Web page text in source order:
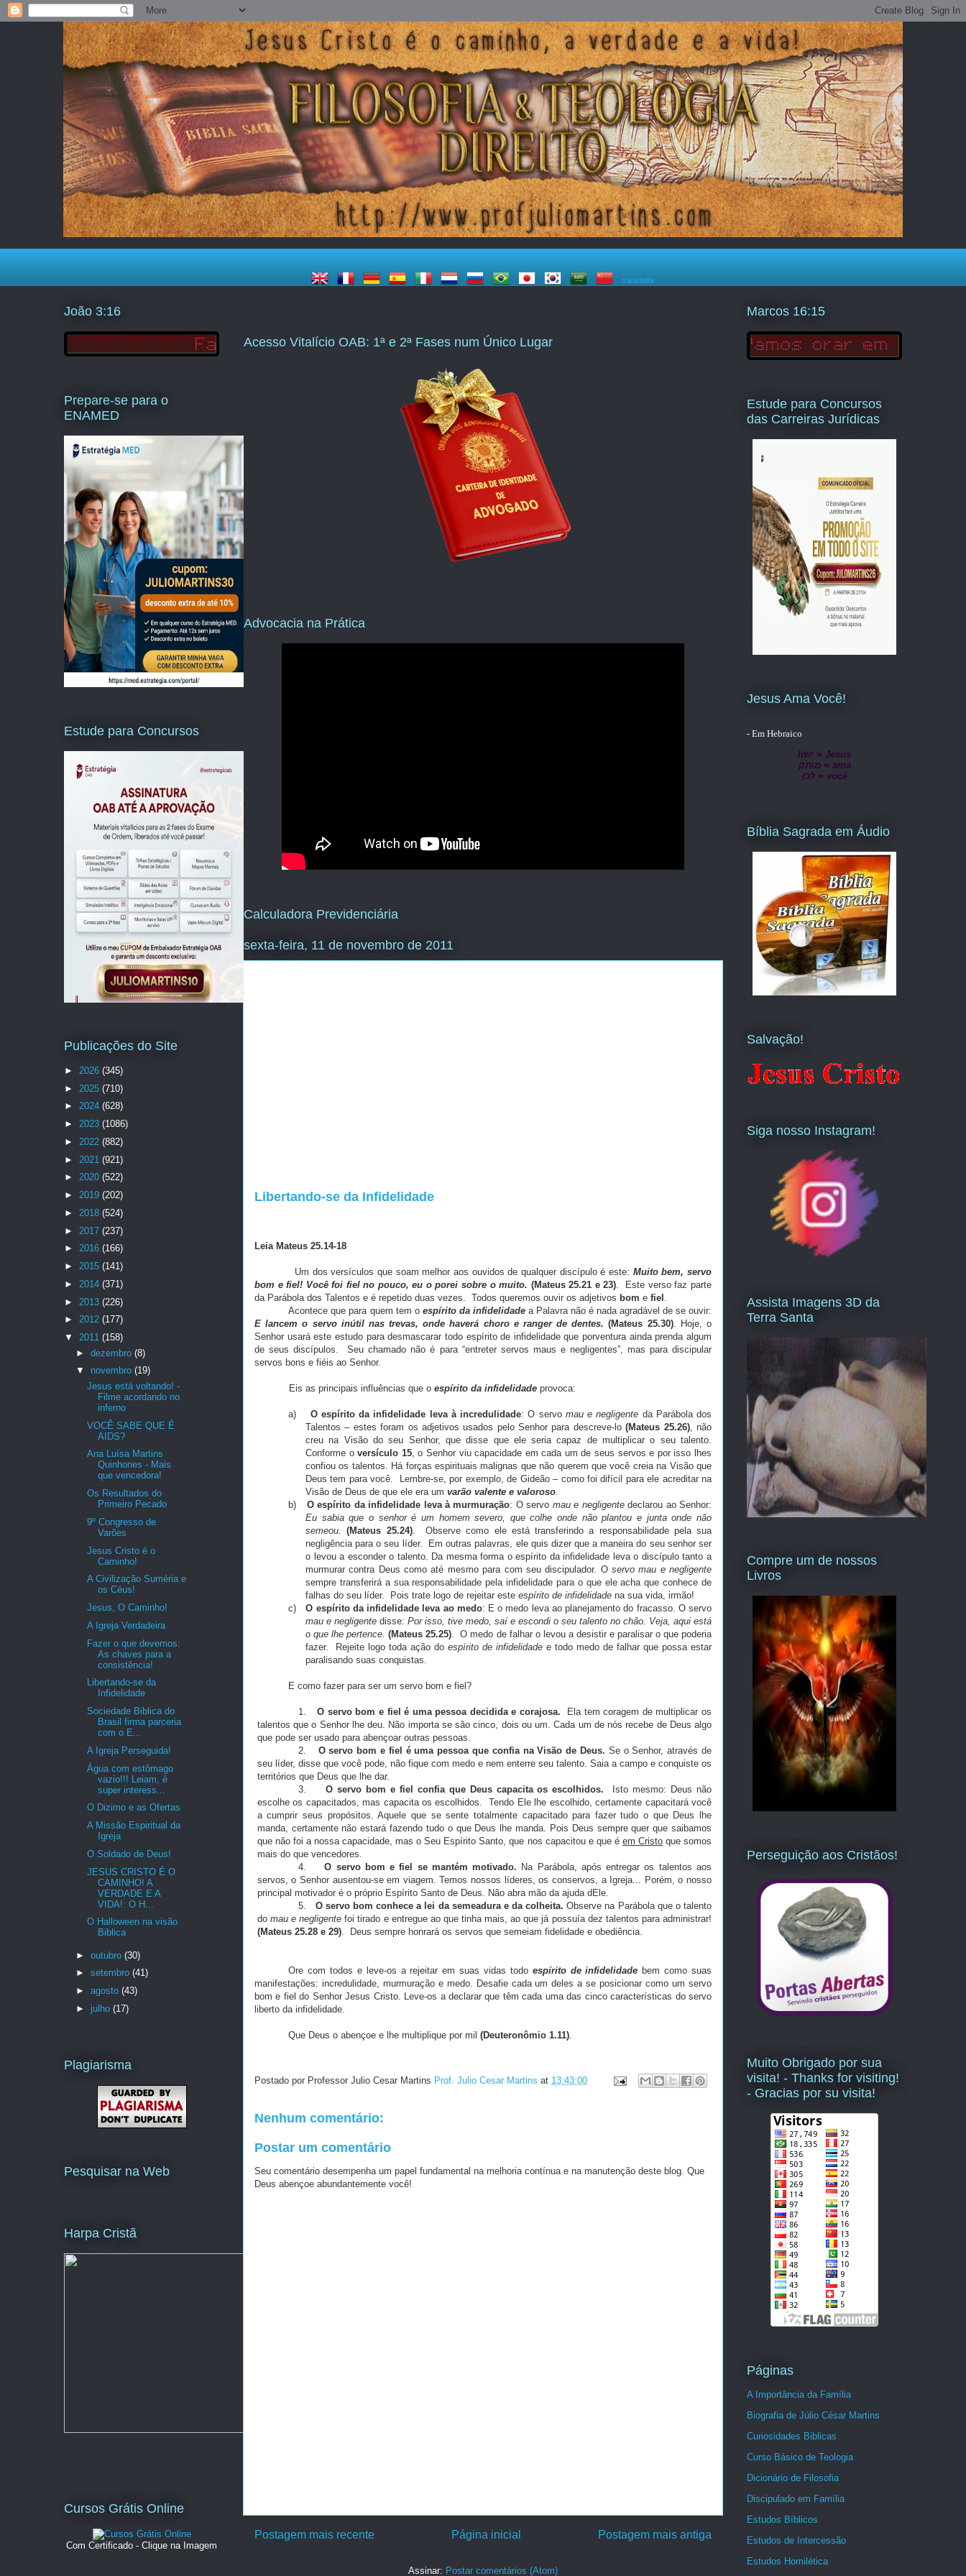
translator
Acesso Vitalício OAB: 1ª e 2ª Fases num Único Lugar
Advocacia na Prática
Calculadora Previdenciária
sexta-feira, 11 de novembro de 2011
Libertando-se da Infidelidade
Leia Mateus 25.14-18
Um dos versículos que soam melhor aos ouvidos de qualquer discípulo é este: Muito bem, servo
bom e fiel! Você foi fiel no pouco, eu o porei sobre o muito. (Mateus 25.21 e 23). Este verso faz parte
da Parábola dos Talentos e é repetido duas vezes. Todos queremos ouvir os adjetivos bom e fiel .
Acontece que para quem tem o espírito da infidelidadea Palavra não é nada agradável de se ouvir:
E lancem o servo inútil nas trevas, onde haverá choro e ranger de dentes. (Mateus 25.30). Hoje, o
Senhor usará este estudo para desmascarar todo espírito de infidelidade que porventura ainda prenda algum
de seus discípulos. Seu chamado não é para “entreter servos maus e negligentes”, mas para discipular
servos bons e fiéis ao Senhor.
Eis as principais influências que o espírito da infidelidade provoca:
a) O espírito da infidelidade leva à incredulidade: O servo mau e negligente da Parábola dos
Talentos – estes foram os adjetivos usados pelo Senhor para descreve-lo(Mateus 25.26), não
creu na Visão do seu Senhor, que disse que ele seria capaz de multiplicar o seu talento.
Conforme oversículo 15, o Senhor viu capacidade em cada um de seus servos e por isso lhes
confiou os talentos. Há forças espirituais malignas que não querem que você creia na Visão que
Deus tem para você. Lembre-se, por exemplo, de Gideão – como foi difícil para ele acreditar na
Visão de Deus de que ele era um varão valente e valoroso.
b)
O espírito da infidelidade leva à murmuração: O servo mau e negligentedeclarou ao Senhor:
Eu sabia que o senhor é um homem severo, que colhe onde não plantou e junta onde não
semeou.
(Mateus 25.24). Observe como ele está transferindo a responsabilidade pela sua
negligência para o seu líder. Em outras palavras, ele quis dizer que a maneira do seu senhor ser
o levou a esconder o talento. Da mesma forma o espírito da infidelidade leva o discípulo tanto a
murmurar contra Deus como até mesmo para com seu discipulador. O servo mau e negligente
sempre transferirá a sua responsabilidade pela infidelidade para o que ele acha que conhece de
falhas do seu líder. Pois trate logo de rejeitar este espírito de infidelidade na sua vida, irmão!
c)
O espírito da infidelidade leva ao medo: E o medo leva ao planejamento do fracasso. O servo
mau e negligente disse: Por isso, tive medo, saí e escondi o seu talento no chão. Veja, aqui está
o que lhe pertence. (Mateus 25.25). O medo de falhar o levou a desistir e paralisar o que poderia
fazer. Rejeite logo toda ação do espírito de infidelidade e todo medo de falhar que possa estar
paralisando suas conquistas.
E como fazer para ser um servo bom e fiel?
1. O servo bom e fiel é uma pessoa decidida e corajosa. Ela tem coragem de multiplicar os
talentos que o Senhor lhe deu. Não importa se são cinco, dois ou um. Cada um de nós recebe de Deus algo
que pode ser usado para abençoar outras pessoas.
2.
O servo bom e fiel é uma pessoa que confia na Visão de Deus. Se o Senhor, através de
seu líder, disse que você pode, não fique com medo e nem enterre seu talento. Saia a campo e conquiste os
territórios que Deus que lhe dar.
3.
O servo bom e fiel confia que Deus capacita os escolhidos.
Isto mesmo: Deus não
escolhe os capacitados, mas capacita os escolhidos. Tendo Ele lhe escolhido, certamente capacitará você
a cumprir seus propósitos. Aquele que se sente totalmente capacitado para fazer tudo o que Deus lhe
manda, certamente não estará fazendo tudo o que Deus lhe manda. Pois Deus sempre quer que saibamos
que não foi a nossa capacidade, mas o Seu Espírito Santo, que nos capacitou e que é em Cristoque somos
mais do que vencedores.
4.
O servo bom e fiel se mantém motivado. Na Parábola, após entregar os talentos aos
servos, o Senhor ausentou-se em viagem. Temos nossos líderes, os conservos, a Igreja... Porém, o nosso
principal motivador é o próprio Espírito Santo de Deus. Não abra mão da ajuda dEle.
5.
O servo bom conhece a lei da semeadura e da colheita. Observe na Parábola que o talento
do mau e negligente foi tirado e entregue ao que tinha mais, ao que já possuía dez talentos para administrar!
(Mateus 25.28 e 29). Deus sempre honrará os servos que semeiam fidelidade e obediência.
Ore com todos e leve-os a rejeitar em suas vidas todo espírito de infidelidade bem como suas
manifestações: incredulidade, murmuração e medo. Desafie cada um deles a se posicionar como um servo
bom e fiel do Senhor Jesus Cristo. Leve-os a declarar que têm cada uma das cinco características do servo
liberto da infidelidade.
Que Deus o abençoe e lhe multiplique por mil(Deuteronômio 1.11).
Postado por Professor Julio Cesar Martins Prof. Julio Cesar Martins at 13:43:00
Nenhum comentário:
Postar um comentário
Seu comentário desempenha um papel fundamental na melhoria contínua e na manutenção deste blog. Que
Deus abençoe abundantemente você!
Postagem mais recente Postagem mais antiga
Página inicial
Assinar: Postar comentários (Atom)
João 3:16
Prepare-se para o
ENAMED
Estude para Concursos
Publicações do Site
► 2026 (345)
► 2025 (710)
► 2024 (628)
► 2023 (1086)
► 2022 (882)
► 2021 (921)
► 2020 (522)
► 2019 (202)
► 2018 (524)
► 2017 (237)
► 2016 (166)
► 2015 (141)
► 2014 (371)
► 2013 (226)
► 2012 (177)
▼ 2011 (158)
► dezembro (8)
▼ novembro (19)
Jesus está voltando! -
Filme acordando no
inferno
VOCÊ SABE QUE É
AIDS?
Ana Luísa Martins
Quinhones - Mais
que vencedora!
Os Resultados do
Primeiro Pecado
9º Congresso de
Varões
Jesus Cristo é o
Caminho!
A Civilização Suméria e
os Céus!
Jesus, O Caminho!
A Igreja Verdadeira
Fazer o que devemos:
As chaves para a
consistência!
Libertando-se da
Infidelidade
Sociedade Biblica do
Brasil firma parceria
com o E...
A Igreja Perseguida!
Água com estômago
vazio!!! Leiam, é
super interess...
O Dizimo e as Ofertas
A Missão Espiritual da
Igreja
O Soldado de Deus!
JESUS CRISTO É O
CAMINHO! A
VERDADE E A
VIDA!: O H...
O Halloween na visão
Biblica
► outubro (30)
► setembro (41)
► agosto (43)
► julho (17)
Plagiarisma
Pesquisar na Web
Harpa Cristã
Cursos Grátis Online
Com Certificado - Clique na Imagem
Marcos 16:15
Estude para Concursos
das Carreiras Jurídicas
Jesus Ama Você!
- Em Hebraico
lישו = Jesus
מותק = ama
לכן = você
Bíblia Sagrada em Áudio
Salvação!
Siga nosso Instagram!
Assista Imagens 3D da
Terra Santa
Compre um de nossos
Livros
Perseguição aos Cristãos!
Muito Obrigado por sua
visita! - Thanks for visiting!
- Gracias por su visita!
Páginas
A Importância da Família
Biografia de Júlio César Martins
Curiosidades Biblicas
Curso Básico de Teologia
Dicionário de Filosofia
Discipulado em Família
Estudos Bíblicos
Estudos de Intercessão
Estudos Homilética